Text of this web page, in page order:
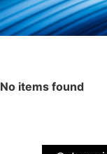
No items found